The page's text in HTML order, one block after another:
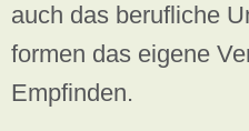
auch das berufliche
formen das eigene
Empfinden.